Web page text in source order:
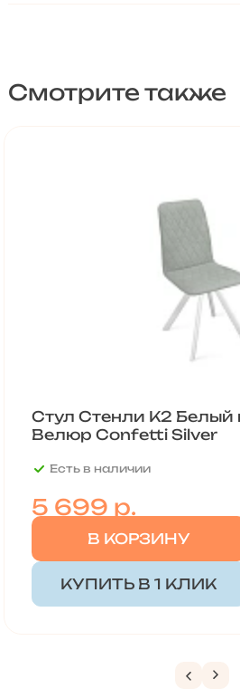
Смотрите также
Стул Стенли К2 Белый
Велюр Confetti Silver
Есть в наличии
5 699 р.
В КОРЗИНУ
КУПИТЬ В 1 КЛИК